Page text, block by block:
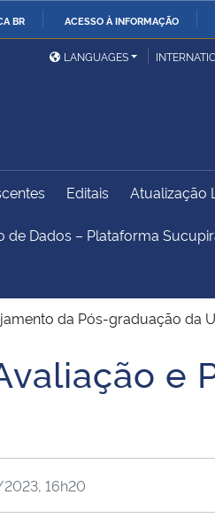
BR ACESSO À INFORMAÇÃO
Ministério das Relações
Exteriores
União
Banco Central do Brasil
LANGUAGES
Editais Atualização
Dados – Plataforma
da Pós-graduação da
e
16h20